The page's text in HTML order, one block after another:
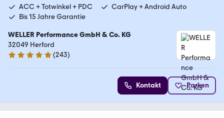
ACC + Totwinkel + PDC
CarPlay + Android Auto
Bis 15 Jahre Garantie
WELLER Performance GmbH & Co. KG
32049 Herford
4.8 Sterne
(243)
Kontakt Parken